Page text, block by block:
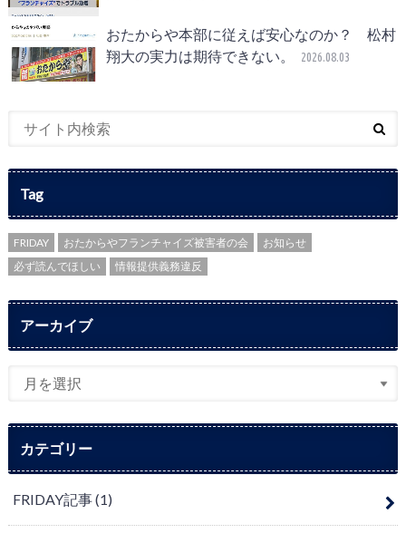
おたからや本部に従えば安心なのか？ 松村
翔大の実力は期待できない。
2026.08.03
Tag
FRIDAY おたからやフランチャイズ被害者の会
お知らせ
必ず読んでほしい
情報提供義務違反
アーカイブ
カテゴリー
FRIDAY記事(1)